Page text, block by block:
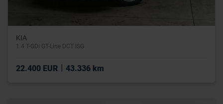
KIA
1.4 T-GDi GT-Line DCT ISG
22.400 EUR 43.336 km